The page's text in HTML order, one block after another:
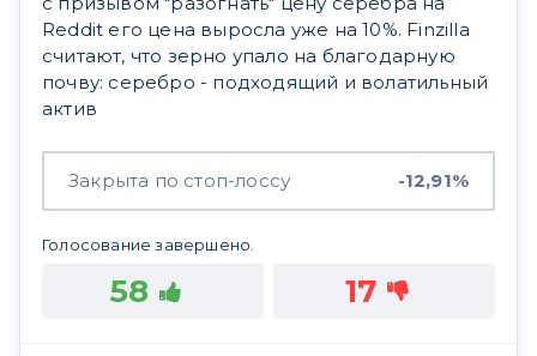
Reddit его цена выросла уже на 10%. Finzilla
считают, что зерно упало на благодарную
почву: серебро - подходящий и волатильный
актив
Закрыта по стоп-лоссу -12,91%
Голосование завершено.
58 17